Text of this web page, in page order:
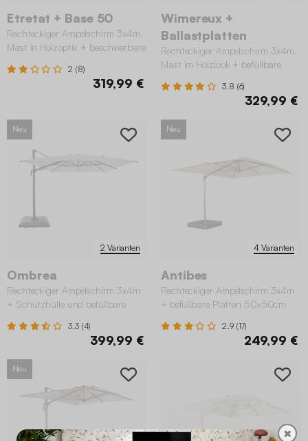
Etretat + Base 50
Rechteckiger Ampelschirm 3x4m,
Mast in Holzoptik + beschwerbare
2 (8)
319,99 €
Wimereux +
Ballastplatten
Rechteckiger Ampelschirm 3x4m,
Mast im Holzlook + befüllbare
3.8 (6)
329,99 €
2 Varianten
Neu
Ombrea
Rechteckiger Ampelschirm 3x4m
+ Schutzhülle und befüllbare
3.3 (4)
399,99 €
4 Varianten
Neu
Antibes
Rechteckiger Ampelschirm 3x4m
+ befüllbare Platten 50x50cm
2.9 (17)
249,99 €
Neu
✖